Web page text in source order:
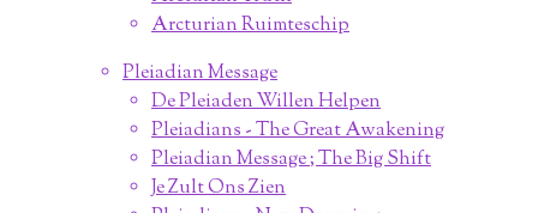
Arcturian Ruimteschip
Pleiadian Message
De Pleiaden Willen Helpen
Pleiadians - The Great Awakening
Pleiadian Message ; The Big Shift
Je Zult Ons Zien